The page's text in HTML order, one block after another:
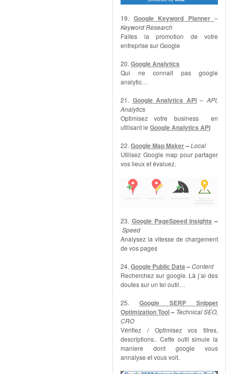
19. Google Keyword Planner –
Keyword Research
Faites la promotion de votre
entreprise sur Google
20. Google Analytics
Qui ne connait pas google
analytic…
21. Google Analytics API–API,
Analytics
Optimisez votre business en
utilisant le Google Analytics API
22. Google Map Maker–Local
Utilisez Google map pour partager
vos lieux et évaluez.
23. Google PageSpeed Insights –
Speed
Analysez la vitesse de chargement
de vos pages
24. Google Public Data –Content
Recherchez sur google. Là j’ai des
doutes sur un tel outil…
25. Google SERP Snippet
Optimization Tool– Technical SEO,
CRO
Vérifiez / Optimisez vos titres,
descriptions.. Cette outil simule la
maniere dont google vous
annalyse et vous voit.